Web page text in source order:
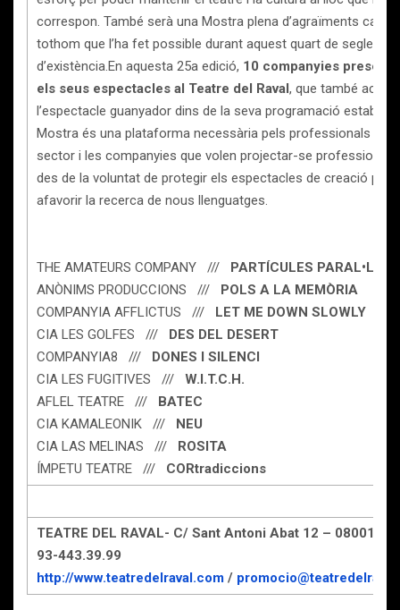
correspon. També serà una Mostra plena d’agraïments cap a
tothom que l’ha fet possible durant aquest quart de segle
d’existència.En aquesta 25a edició, 10 companyies
els seus espectacles al Teatre del Raval, que també
l’espectacle guanyador dins de la seva programació estable.
Mostra és una plataforma necessària pels professionals del
sector i les companyies que volen projectar-se
des de la voluntat de protegir els espectacles de creació
afavorir la recerca de nous llenguatges.
THE AMATEURS COMPANY /// PARTÍCULES
ANÒNIMS PRODUCCIONS /// POLS A LA MEMÒRIA
COMPANYIA AFFLICTUS /// LET ME DOWN SLOWLY
CIA LES GOLFES /// DES DEL DESERT
COMPANYIA8 /// DONES I SILENCI
CIA LES FUGITIVES /// W.I.T.C.H.
AFLEL TEATRE /// BATEC
CIA KAMALEONIK /// NEU
CIA LAS MELINAS /// ROSITA
ÍMPETU TEATRE /// CORtradiccions
TEATRE DEL RAVAL- C/ Sant Antoni Abat 12 – 08001
93-443.39.99
http://www.teatredelraval.com /